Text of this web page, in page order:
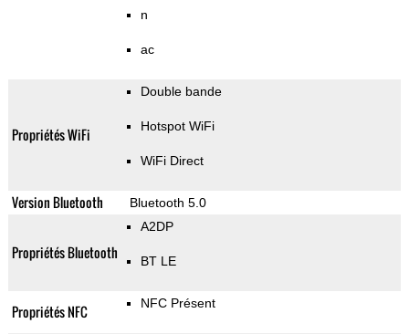
n
ac
Propriétés WiFi
Double bande
Hotspot WiFi
WiFi Direct
Version Bluetooth Bluetooth 5.0
Propriétés Bluetooth
A2DP
BT LE
Propriétés NFC NFC Présent